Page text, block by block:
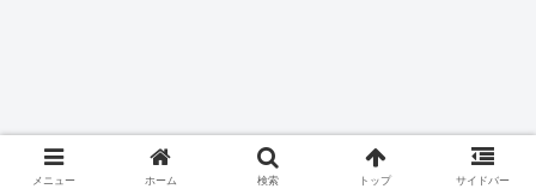
メニュー ホーム 検索 トップ サイドバー